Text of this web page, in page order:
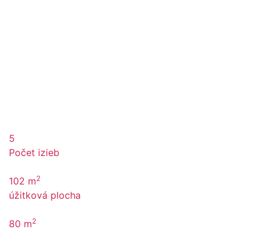
5
Počet izieb
102 m2
úžitková plocha
80 m2